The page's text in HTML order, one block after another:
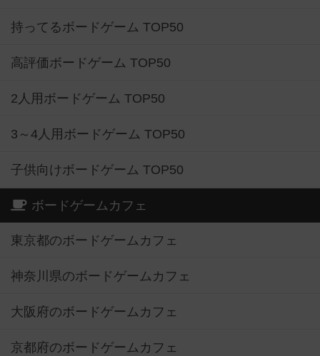
持ってるボードゲーム TOP50
高評価ボードゲーム TOP50
2人用ボードゲーム TOP50
3～4人用ボードゲーム TOP50
子供向けボードゲーム TOP50
ボードゲームカフェ
東京都のボードゲームカフェ
神奈川県のボードゲームカフェ
大阪府のボードゲームカフェ
京都府のボードゲームカフェ